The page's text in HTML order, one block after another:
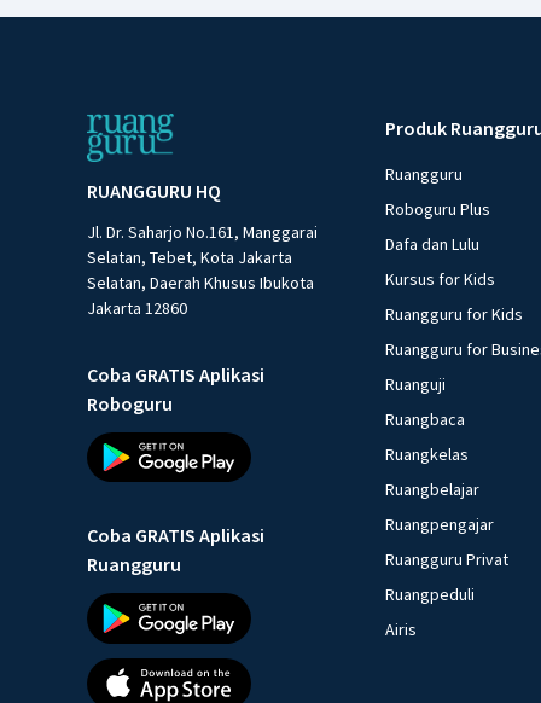
RUANGGURU HQ
Jl. Dr. Saharjo No.161, Manggarai
Selatan, Tebet, Kota Jakarta
Selatan, Daerah Khusus Ibukota
Jakarta 12860
Coba GRATIS Aplikasi
Roboguru
Coba GRATIS Aplikasi
Ruangguru
Produk
Ruangguru
Roboguru Plus
Dafa dan Lulu
Kursus for Kids
Ruangguru for Kids
Ruangguru for
Ruanguji
Ruangbaca
Ruangkelas
Ruangbelajar
Ruangpengajar
Ruangguru Privat
Ruangpeduli
Airis